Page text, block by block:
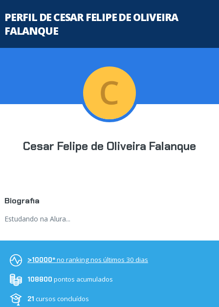
PERFIL DE CESAR FELIPE DE OLIVEIRA
FALANQUE
Cesar Felipe de Oliveira Falanque
Biografia
Estudando na Alura...
>10000ºno ranking nos últimos 30 dias
108800 pontos acumulados
21 cursos concluídos